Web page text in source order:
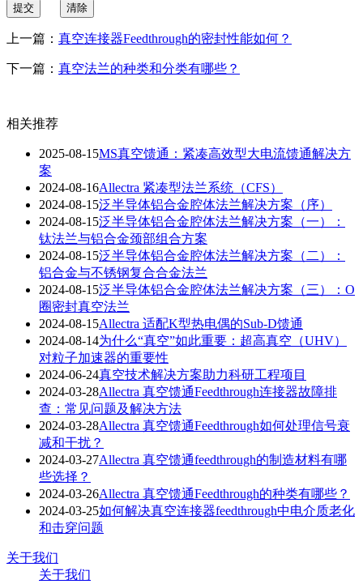
提交 清除
上一篇： 真空连接器Feedthrough的密封性能如何？
下一篇： 真空法兰的种类和分类有哪些？
相关推荐
2025-08-15MS真空馈通：紧凑高效型大电流馈通解决方
案
2024-08-16Allectra 紧凑型法兰系统（CFS）
2024-08-15泛半导体铝合金腔体法兰解决方案（序）
2024-08-15泛半导体铝合金腔体法兰解决方案（一）：
钛法兰与铝合金颈部组合方案
2024-08-15泛半导体铝合金腔体法兰解决方案（二）：
铝合金与不锈钢复合合金法兰
2024-08-15泛半导体铝合金腔体法兰解决方案（三）：O
圈密封真空法兰
2024-08-15Allectra 适配K型热电偶的Sub-D馈通
2024-08-14为什么“真空”如此重要：超高真空（UHV）
对粒子加速器的重要性
2024-06-24真空技术解决方案助力科研工程项目
2024-03-28Allectra 真空馈通Feedthrough连接器故障排
查：常见问题及解决方法
2024-03-28Allectra 真空馈通Feedthrough如何处理信号衰
减和干扰？
2024-03-27Allectra 真空馈通feedthrough的制造材料有哪
些选择？
2024-03-26Allectra 真空馈通Feedthrough的种类有哪些？
2024-03-25如何解决真空连接器feedthrough中电介质老化
和击穿问题
关于我们
关于我们